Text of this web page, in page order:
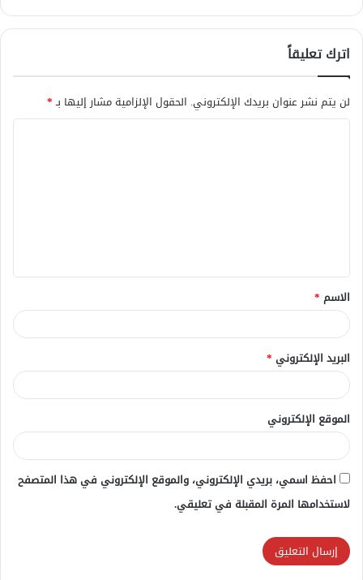
اترك تعليقاً
لن يتم نشر عنوان بريدك الإلكتروني. الحقول الإلزامية مشار إليها بـ*
ق
*
الاسم *
البريد الإلكتروني *
الموقع الإلكتروني
احفظ اسمي، بريدي الإلكتروني، والموقع الإلكتروني في هذا المتصفح
لاستخدامها المرة المقبلة في تعليقي.